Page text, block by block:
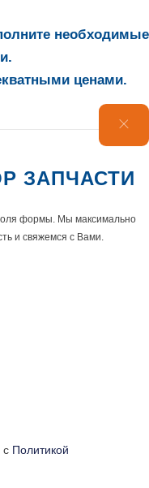
необходимые
ценами.
ЗАПЧАСТИ
формы. Мы максимально
и свяжемся с Вами.
с Политикой